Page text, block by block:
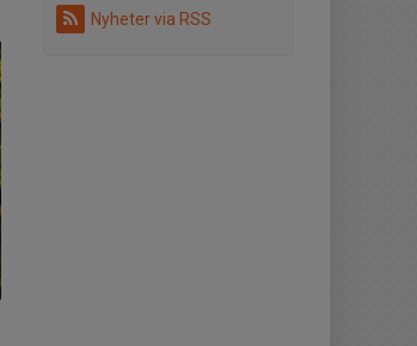
Nyheter via RSS